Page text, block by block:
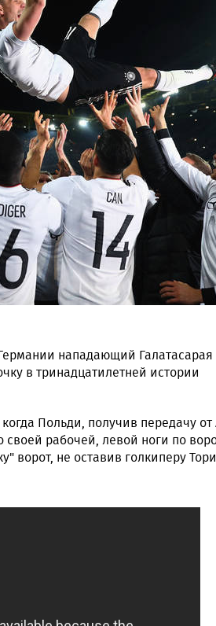
нападающий Галатасарая
в тринадцатилетней истории
Польди, получив передачу от
рабочей, левой ноги по
ворот, не оставив голкиперу